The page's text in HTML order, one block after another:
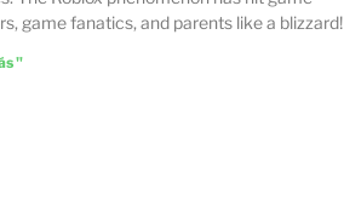
game fanatics, and parents like a
"